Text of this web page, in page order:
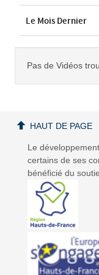
Le Mois Dernier
Pas de Vidéos
Le
certains de ses
bénéficié du
HAUT DE PAGE